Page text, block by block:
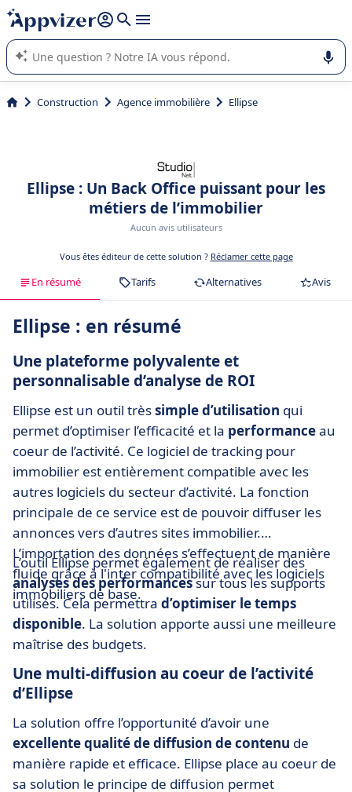
répondre (plusieurs lignes avec
L'IA de Appvizer vous guide dans l'utilisation ou la sélection de
logiciel SaaS en entreprise.
Construction Agence immobilière Ellipse
Ellipse : Un Back Office puissant pour les
métiers de l’immobilier
Aucun avis utilisateurs
Vous êtes éditeur de cette solution ? Réclamer cette page
En résumé Tarifs Alternatives Avis
Ellipse : en résumé
Une plateforme polyvalente et
personnalisable d’analyse de ROI
Ellipse est un outil trèssimple d’utilisation qui
permet d’optimiser l’efficacité et la performanceau
coeur de l’activité. Ce logiciel de tracking pour
immobilier est entièrement compatible avec les
autres logiciels du secteur d’activité. La fonction
principale de ce service est de pouvoir diffuser les
annonces vers d’autres sites immobilier.
L’importation des données s’effectuent de manière
fluide grâce à l'inter compatibilité avec les logiciels
immobiliers de base.
L’outil Ellipse permet également de réaliser des
analyses des performancessur tous les supports
utilisés. Cela permettra d’optimiser le temps
disponible. La solution apporte aussi une meilleure
maîtrise des budgets.
Une multi-diffusion au coeur de l’activité
d’Ellipse
La solution offre l’opportunité d’avoir une
excellente qualité de diffusion de contenu de
manière rapide et efficace. Ellipse place au coeur de
sa solution le principe de diffusion permet